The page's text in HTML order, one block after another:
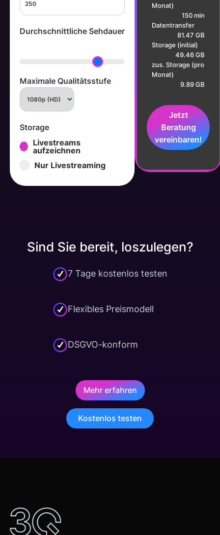
Durchschnittliche Sehdauer
Maximale Qualitätsstufe
Storage
Livestreams
aufzeichnen
Nur Livestreaming
Monat)
150 min
Datentransfer
81.47 GB
Storage (initial)
49.46 GB
zus. Storage (pro
Monat)
9.89 GB
Jetzt
Beratung
vereinbaren!
Sind Sie bereit, loszulegen?
7 Tage kostenlos testen
Flexibles Preismodell
DSGVO-konform
Mehr erfahren
Kostenlos testen